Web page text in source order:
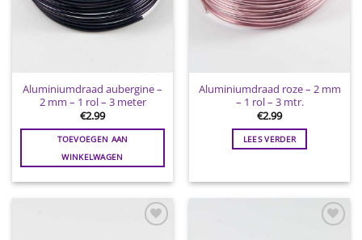
Aluminiumdraad aubergine –
2 mm – 1 rol – 3 meter
€2.99
TOEVOEGEN AAN
WINKELWAGEN
Aluminiumdraad roze – 2 mm
– 1 rol – 3 mtr.
€2.99
LEES VERDER